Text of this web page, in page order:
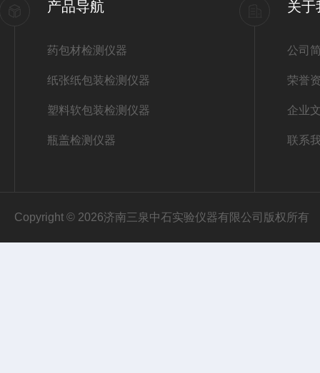
产品导航
药包材检测仪器
纸张纸包装检测仪器
塑料软包装检测仪器
瓶盖检测仪器
关于
公司
荣誉
企业
联系
Copyright © 2026济南三泉中石实验仪器有限公司版权所有